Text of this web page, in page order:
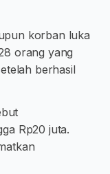
korban luka
orang yang
berhasil
Rp20 juta.